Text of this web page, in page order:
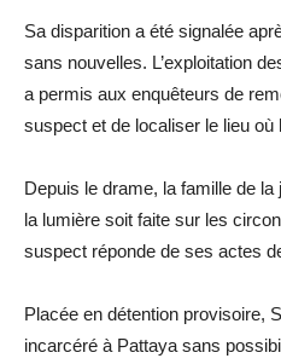
Sa disparition a été signalée
sans nouvelles. L’exploitation
a permis aux enquêteurs de
suspect et de localiser le lieu
Depuis le drame, la famille de
la lumière soit faite sur les
suspect réponde de ses actes
Placée en détention provisoire,
incarcéré à Pattaya sans